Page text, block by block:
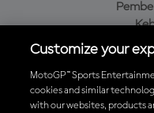
Unduh
Customize your
MotoGP™ Sports
cookies and similar
with our websites, products